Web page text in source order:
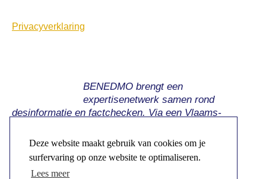
Deze website maakt gebruik van cookies om je
surfervaring op onze website te optimaliseren.
Lees meer
Privacyverklaring
BENEDMO brengt een
expertisenetwerk samen rond
desinformatie en factchecken. Via een Vlaams-
tegen de impact en uitdagingen van desinformatie.